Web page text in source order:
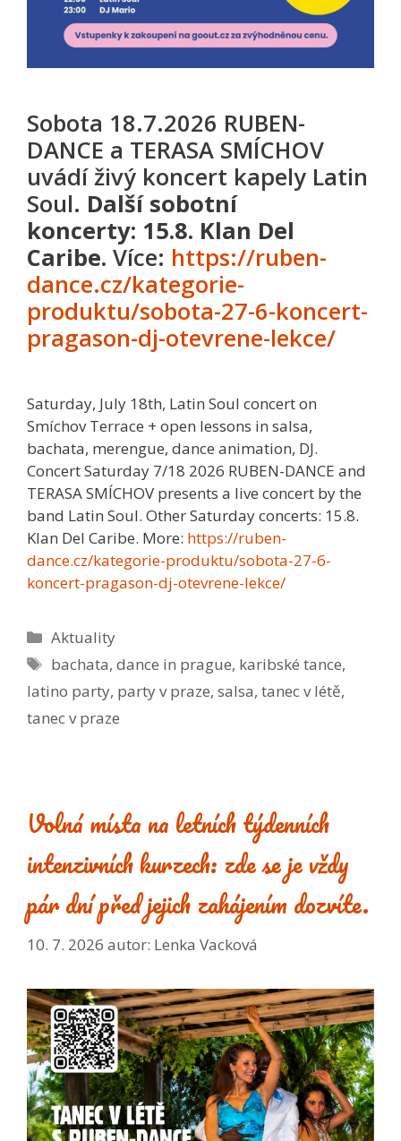
Sobota 18.7.2026 RUBEN-
DANCE a TERASA SMÍCHOV
uvádí živý koncert kapely Latin
Soul. Další sobotní
koncerty: 15.8. Klan Del
Caribe. Více: https://ruben-
dance.cz/kategorie-
produktu/sobota-27-6-koncert-
pragason-dj-otevrene-lekce/
Saturday, July 18th, Latin Soul concert on
Smíchov Terrace + open lessons in salsa,
bachata, merengue, dance animation, DJ.
Concert Saturday 7/18 2026 RUBEN-DANCE and
TERASA SMÍCHOV presents a live concert by the
band Latin Soul. Other Saturday concerts: 15.8.
Klan Del Caribe. More: https://ruben-
dance.cz/kategorie-produktu/sobota-27-6-
koncert-pragason-dj-otevrene-lekce/
Rubriky
Aktuality
Štítky
bachata,dance in prague, karibské tance,
latino party, party v praze, salsa, tanec v létě,
tanec v praze
Volná místa na letních týdenních
intenzivních kurzech: zde se je vždy
pár dní před jejich zahájením dozvíte.
10. 7. 2026 autor: Lenka Vacková